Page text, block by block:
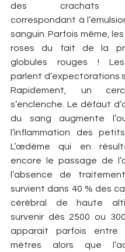
des crachats
correspondant à
sanguin. Parfois même,
roses du fait de la
globules rouges ! Les
parlent d’expectorations
Rapidement, un
s’enclenche. Le défaut
du sang augmente
l’inflammation des
L’œdème qui en
encore le passage de
l’absence de
survient dans 40 % des
cérébral de haute
survenir dès 2500 ou
apparait parfois
mètres alors que